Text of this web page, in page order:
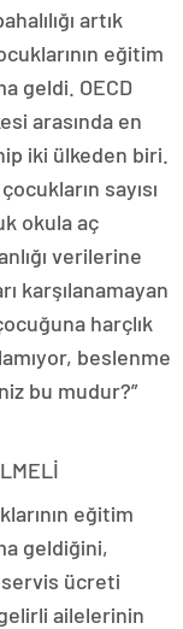
artık
eğitim
geldi. OECD
arasında en
iki ülkeden biri.
sayısı
okula aç
verilerine
karşılanamayan
harçlık
beslenme
bu mudur?”
eğitim
geldiğini,
servis ücreti
ailelerinin